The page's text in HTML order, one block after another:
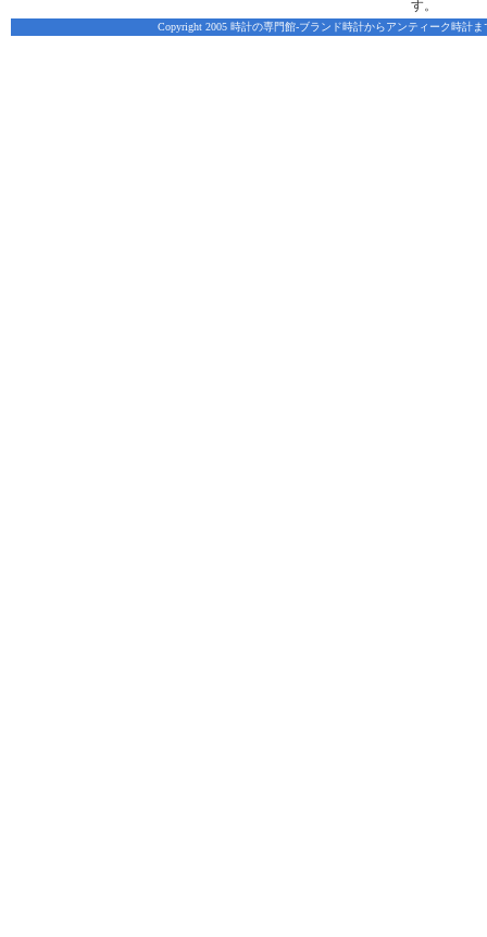
す。
Copyright 2005 時計の専門館-ブランド時計からアンティーク時計